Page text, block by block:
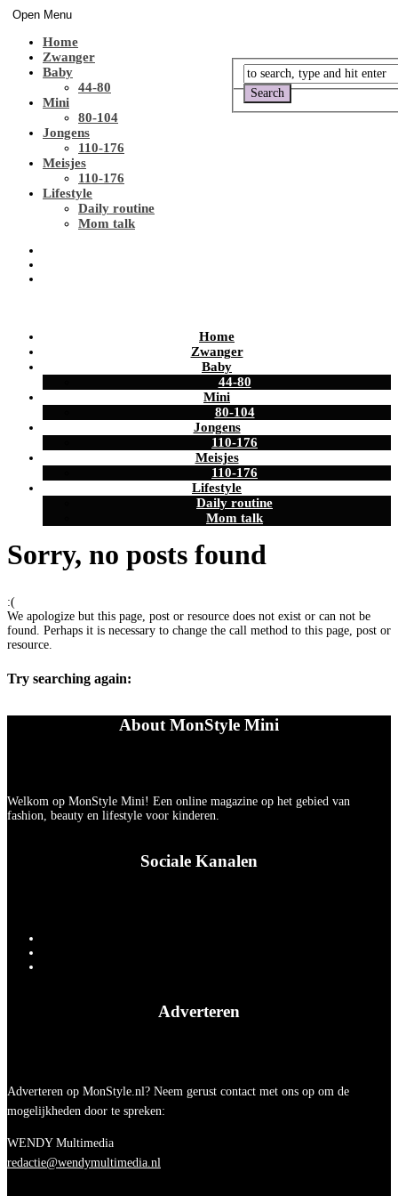
Open Menu
Home
Zwanger
Baby
44-80
Mini
80-104
Jongens
110-176
Meisjes
110-176
Lifestyle
Daily routine
Mom talk
Home
Zwanger
Baby
44-80
Mini
80-104
Jongens
110-176
Meisjes
110-176
Lifestyle
Daily routine
Mom talk
Sorry, no posts found
:(
We apologize but this page, post or resource does not exist or can not be
found. Perhaps it is necessary to change the call method to this page, post or
resource.
Try searching again:
About MonStyle Mini
Welkom op MonStyle Mini! Een online magazine op het gebied van
fashion, beauty en lifestyle voor kinderen.
Sociale Kanalen
Adverteren
Adverteren op MonStyle.nl? Neem gerust contact met ons op om de
mogelijkheden door te spreken:
WENDY Multimedia
redactie@wendymultimedia.nl